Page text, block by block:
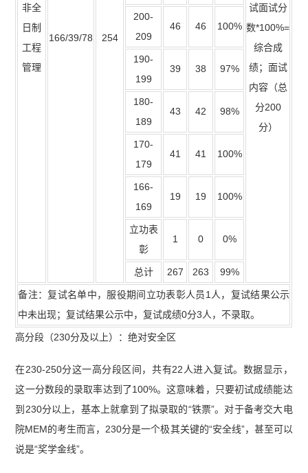
非全
日制
工程
管理
166/39/78 254
试面试分
数*100%=
综合成
绩；面试
内容（总
分200
分）
200-
209
46 46 100%
190-
199
39 38 97%
180-
189
43 42 98%
170-
179
41 41 100%
166-
169
19 19 100%
立功表
彰
1 0 0%
总计 267 263 99%
备注：复试名单中，服役期间立功表彰人员1人，复试结果公示
中未出现；复试结果公示中，复试成绩0分3人，不录取。
高分段（230分及以上）：绝对安全区
在230-250分这一高分段区间，共有22人进入复试。数据显示，
这一分数段的录取率达到了100%。这意味着，只要初试成绩能达
到230分以上，基本上就拿到了拟录取的“铁票”。对于备考交大电
院MEM的考生而言，230分是一个极其关键的“安全线”，甚至可以
说是“奖学金线”。